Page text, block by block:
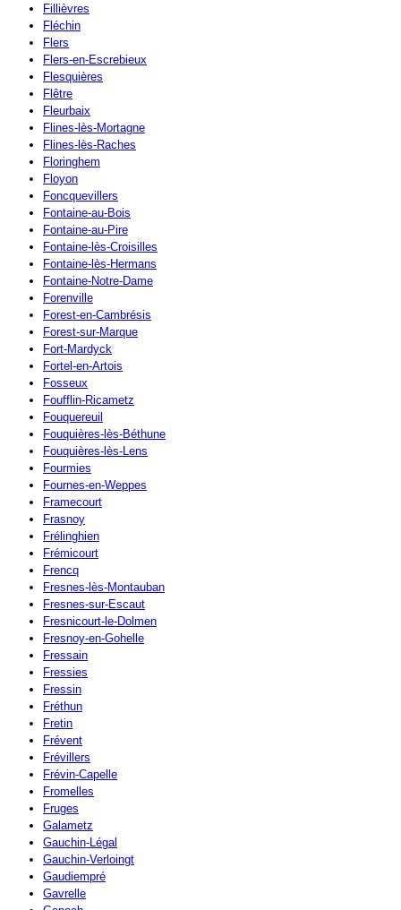
Fillièvres
Fléchin
Flers
Flers-en-Escrebieux
Flesquières
Flêtre
Fleurbaix
Flines-lès-Mortagne
Flines-lès-Raches
Floringhem
Floyon
Foncquevillers
Fontaine-au-Bois
Fontaine-au-Pire
Fontaine-lès-Croisilles
Fontaine-lès-Hermans
Fontaine-Notre-Dame
Forenville
Forest-en-Cambrésis
Forest-sur-Marque
Fort-Mardyck
Fortel-en-Artois
Fosseux
Foufflin-Ricametz
Fouquereuil
Fouquières-lès-Béthune
Fouquières-lès-Lens
Fourmies
Fournes-en-Weppes
Framecourt
Frasnoy
Frélinghien
Frémicourt
Frencq
Fresnes-lès-Montauban
Fresnes-sur-Escaut
Fresnicourt-le-Dolmen
Fresnoy-en-Gohelle
Fressain
Fressies
Fressin
Fréthun
Fretin
Frévent
Frévillers
Frévin-Capelle
Fromelles
Fruges
Galametz
Gauchin-Légal
Gauchin-Verloingt
Gaudiempré
Gavrelle